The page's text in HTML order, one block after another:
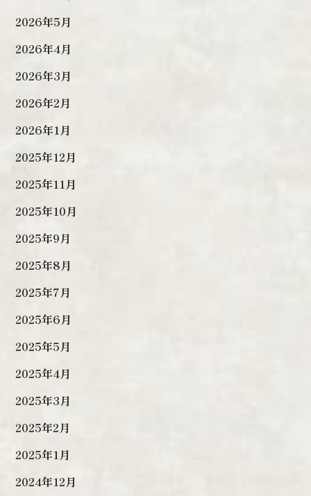
2026年5月
2026年4月
2026年3月
2026年2月
2026年1月
2025年12月
2025年11月
2025年10月
2025年9月
2025年8月
2025年7月
2025年6月
2025年5月
2025年4月
2025年3月
2025年2月
2025年1月
2024年12月